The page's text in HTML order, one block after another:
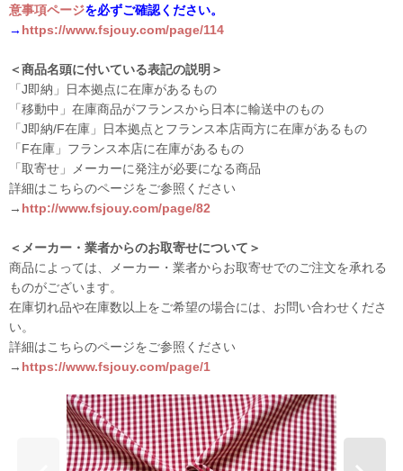
意事項ページを必ずご確認ください。
→ https://www.fsjouy.com/page/114
＜商品名頭に付いている表記の説明＞
「J即納」日本拠点に在庫があるもの
「移動中」在庫商品がフランスから日本に輸送中のもの
「J即納/F在庫」日本拠点とフランス本店両方に在庫があるもの
「F在庫」フランス本店に在庫があるもの
「取寄せ」メーカーに発注が必要になる商品
詳細はこちらのページをご参照ください
→ http://www.fsjouy.com/page/82
＜メーカー・業者からのお取寄せについて＞
商品によっては、メーカー・業者からお取寄せでのご注文を承れる
ものがございます。
在庫切れ品や在庫数以上をご希望の場合には、お問い合わせくださ
い。
詳細はこちらのページをご参照ください
→ https://www.fsjouy.com/page/1